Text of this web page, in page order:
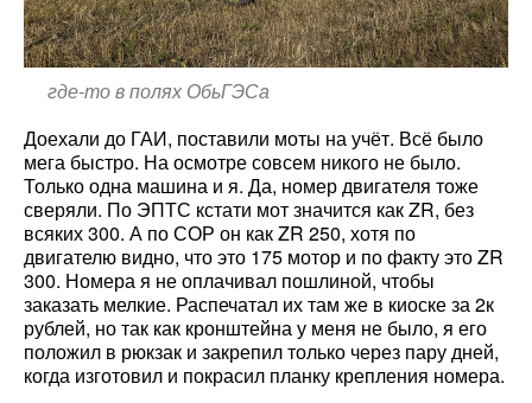
где-то в полях ОбьГЭСа
Доехали до ГАИ, поставили моты на учёт. Всё было
мега быстро. На осмотре совсем никого не было.
Только одна машина и я. Да, номер двигателя тоже
сверяли. По ЭПТС кстати мот значится как ZR, без
всяких 300. А по СОР он как ZR 250, хотя по
двигателю видно, что это 175 мотор и по факту это ZR
300. Номера я не оплачивал пошлиной, чтобы
заказать мелкие. Распечатал их там же в киоске за 2к
рублей, но так как кронштейна у меня не было, я его
положил в рюкзак и закрепил только через пару дней,
когда изготовил и покрасил планку крепления номера.